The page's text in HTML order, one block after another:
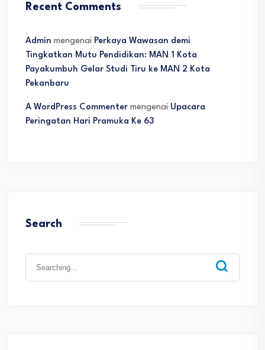
Recent Comments
Admin mengenai Perkaya Wawasan demi
Tingkatkan Mutu Pendidikan: MAN 1 Kota
Payakumbuh Gelar Studi Tiru ke MAN 2 Kota
Pekanbaru
A WordPress Commenter mengenai Upacara
Peringatan Hari Pramuka Ke 63
Search